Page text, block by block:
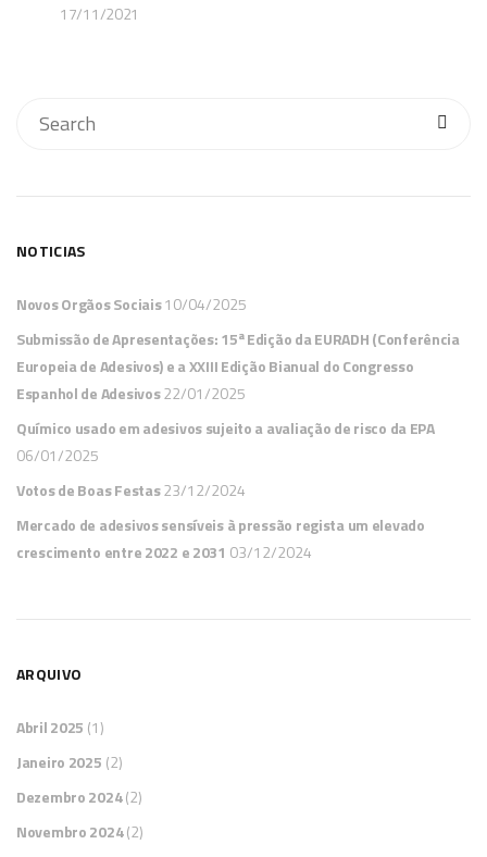
17/11/2021
NOTICIAS
Novos Orgãos Sociais10/04/2025
Submissão de Apresentações: 15ª Edição da EURADH (Conferência
Europeia de Adesivos) e a XXIII Edição Bianual do Congresso
Espanhol de Adesivos22/01/2025
Químico usado em adesivos sujeito a avaliação de risco da EPA
06/01/2025
Votos de Boas Festas23/12/2024
Mercado de adesivos sensíveis à pressão regista um elevado
crescimento entre 2022 e 2031 03/12/2024
ARQUIVO
Abril 2025 (1)
Janeiro 2025 (2)
Dezembro 2024(2)
Novembro 2024(2)